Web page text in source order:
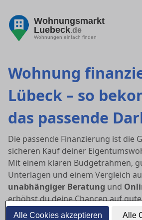
Alle Cookies akzeptieren Alle
Wohnungsmarkt
Luebeck.de
Wohnungen einfach finden
Wohnung
Lübeck – so
das passende
Die passende Finanzierung ist die
sicheren Kauf deiner
Mit einem klaren Budgetrahmen,
Unterlagen und einem Vergleich
unabhängiger Beratung und
erhöhst du deine Chancen auf
auf eine schnelle Zusage.